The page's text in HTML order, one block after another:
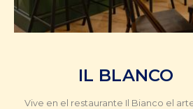
IL BLANCO
Vive en el restaurante Il Bianco el